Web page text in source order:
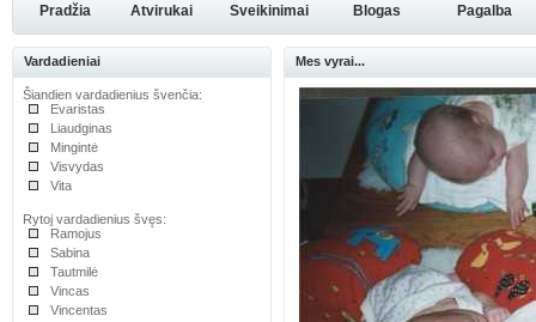
Pradžia Atvirukai Sveikinimai Blogas Pagalba
Vardadieniai
Šiandien vardadienius švenčia:
Evaristas
Liaudginas
Mingintė
Visvydas
Vita
Rytoj vardadienius švęs:
Ramojus
Sabina
Tautmilė
Vincas
Vincentas
Mes vyrai...